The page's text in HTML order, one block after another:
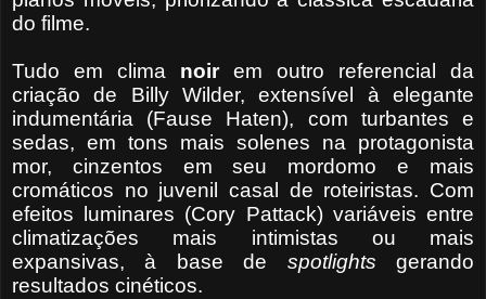
do filme.
Tudo em clima noir em outro referencial da
criação de Billy Wilder, extensível à elegante
indumentária (Fause Haten), com turbantes e
sedas, em tons mais solenes na protagonista
mor, cinzentos em seu mordomo e mais
cromáticos no juvenil casal de roteiristas. Com
efeitos luminares (Cory Pattack) variáveis entre
climatizações mais intimistas ou mais
expansivas, à base de spotlights gerando
resultados cinéticos.